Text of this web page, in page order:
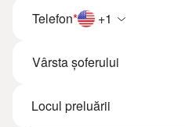
Telefon* +1
Vârsta șoferului